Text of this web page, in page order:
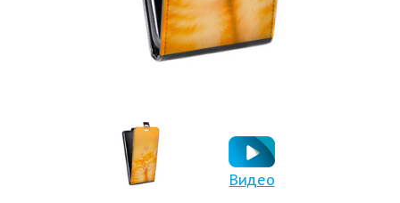
Видео